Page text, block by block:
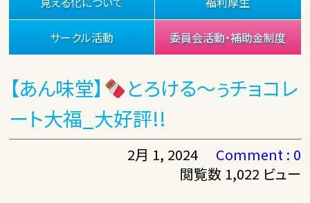
サークル活動 委員会活動・補助金制度
【あん味堂】
とろける～ぅチョコレ
ート大福_大好評!!
2月 1, 2024
Comment : 0
閲覧数 1,022 ビュー